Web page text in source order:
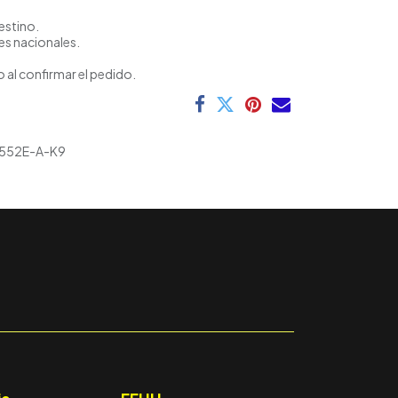
nacionales.
confirmar el pedido.
A-K9